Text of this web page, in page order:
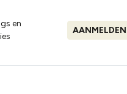
en
AANMELDEN